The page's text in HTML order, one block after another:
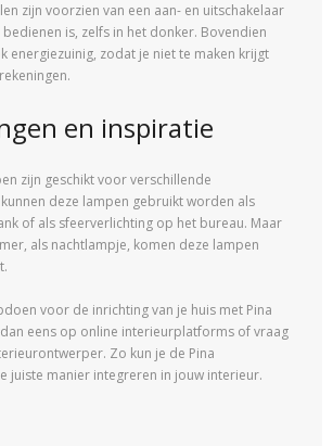
zijn voorzien van een aan- en uitschakelaar
is, zelfs in het donker. Bovendien
energiezuinig, zodat je niet te maken krijgt
en inspiratie
zijn geschikt voor verschillende
deze lampen gebruikt worden als
of als sfeerverlichting op het bureau. Maar
als nachtlampje, komen deze lampen
voor de inrichting van je huis met Pina
eens op online interieurplatforms of vraag
Zo kun je de Pina
juiste manier integreren in jouw interieur.